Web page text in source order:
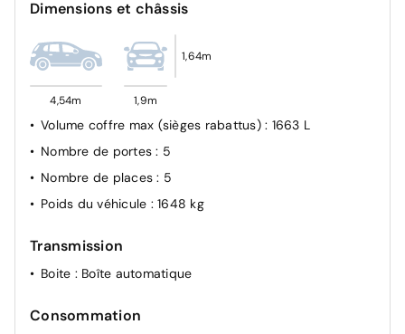
Dimensions et châssis
4,54m 1,9m
1,64m
Volume coffre max (sièges rabattus) : 1663 L
Nombre de portes: 5
Nombre de places: 5
Poids du véhicule : 1648 kg
Transmission
Boite : Boîte automatique
Consommation